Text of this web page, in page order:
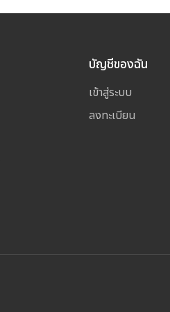
บัญชีของฉัน
เข้าสู่ระบบ
ลงทะเบียน